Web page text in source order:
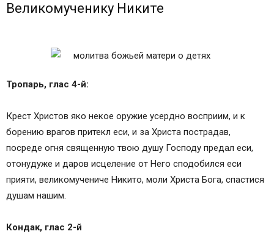
Великомученику Никите
Тропарь, глас 4-й:
Крест Христов яко некое оружие усердно восприим, и к
борению врагов притекл еси, и за Христа пострадав,
посреде огня священную твою душу Господу предал еси,
отонудуже и даров исцеление от Него сподобился еси
прияти, великомучениче Никито, моли Христа Бога, спастися
душам нашим.
Кондак, глас 2-й